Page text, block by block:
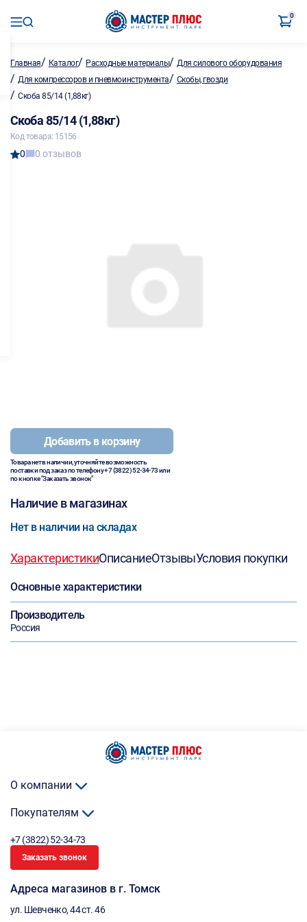
0
Главная/ Каталог/ Расходные материалы/Для силового оборудования
/ Для компрессоров и пневмоинструмента/ Скобы, гвозди
/ Скоба 85/14 (1,88кг)
Скоба 85/14 (1,88кг)
Код товара: 15156
0 0 отзывов
Добавить в корзину
Товара нет в наличии, уточняйте возможность
поставки под заказ по телефону+7 (3822) 52-34-73или
по кнопке "Заказать звонок"
Наличие в магазинах
Нет в наличии на складах
ХарактеристикиОписаниеОтзывыУсловия покупки
Основные характеристики
Производитель
Россия
О компании
Покупателям
+7 (3822) 52-34-73
Заказать звонок
Адреса магазинов в г. Томск
ул. Шевченко, 44 ст. 46